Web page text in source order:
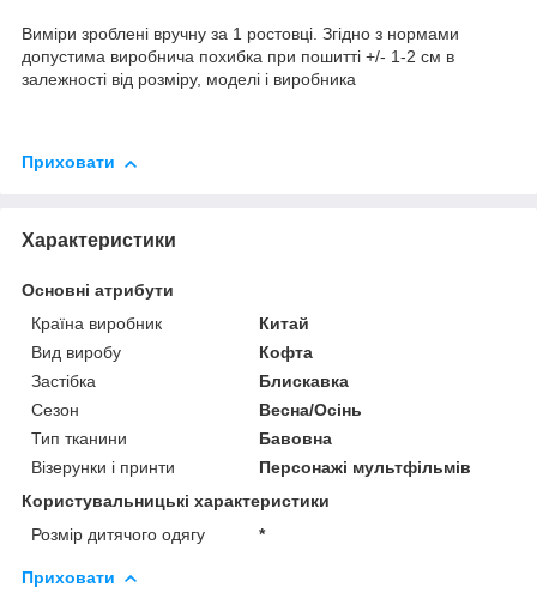
Виміри зроблені вручну за 1 ростовці. Згідно з нормами
допустима виробнича похибка при пошитті +/- 1-2 см в
залежності від розміру, моделі і виробника
Приховати
Характеристики
Основні атрибути
Країна виробник
Китай
Вид виробу
Кофта
Застібка
Блискавка
Сезон
Весна/Осінь
Тип тканини
Бавовна
Візерунки і принти
Персонажі мультфільмів
Користувальницькі характеристики
Розмір дитячого одягу
*
Приховати